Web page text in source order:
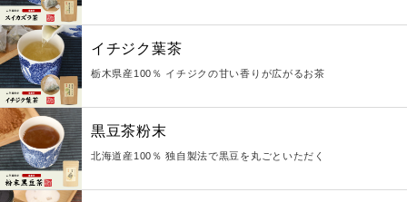
イチジク葉茶
栃木県産100％ イチジクの甘い香りが広がるお茶
黒豆茶粉末
北海道産100％ 独自製法で黒豆を丸ごといただく